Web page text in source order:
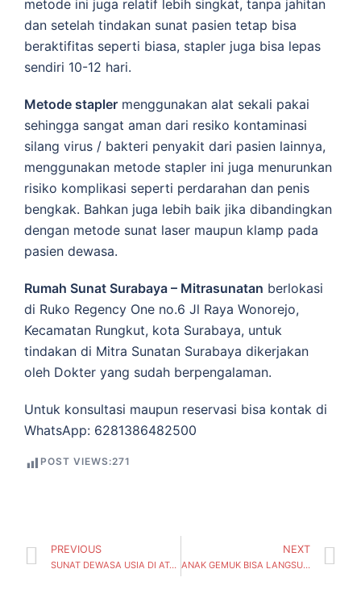
metode ini juga relatif lebih singkat, tanpa jahitan
dan setelah tindakan sunat pasien tetap bisa
beraktifitas seperti biasa, stapler juga bisa lepas
sendiri 10-12 hari.
Metode stapler menggunakan alat sekali pakai
sehingga sangat aman dari resiko kontaminasi
silang virus / bakteri penyakit dari pasien lainnya,
menggunakan metode stapler ini juga menurunkan
risiko komplikasi seperti perdarahan dan penis
bengkak. Bahkan juga lebih baik jika dibandingkan
dengan metode sunat laser maupun klamp pada
pasien dewasa.
Rumah Sunat Surabaya – Mitrasunatan berlokasi
di Ruko Regency One no.6 Jl Raya Wonorejo,
Kecamatan Rungkut, kota Surabaya, untuk
tindakan di Mitra Sunatan Surabaya dikerjakan
oleh Dokter yang sudah berpengalaman.
Untuk konsultasi maupun reservasi bisa kontak di
WhatsApp: 6281386482500
POST VIEWS:271
PREVIOUS
SUNAT DEWASA USIA DI ATAS 25 TAHUN APAKAH MASIH BISA? – Mitrasunatan ( Pegirian, Kecamatan Semampir) Surabaya
NEXT
ANAK GEMUK BISA LANGSUNG SUNAT, TANPA PERLU DIET DAN TERAPI HORMON TERLEBIH DAHULU – Mitrasunatan ( Gunung Anyar, Kecamatan Gunung Anyar) Surabaya